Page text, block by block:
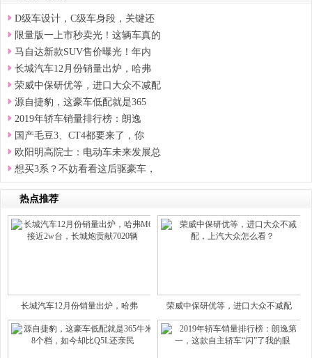
D级车设计，C级车身段，关键还
限量版一上市秒卖光！这辆车真的
马自达新款SUV售价曝光！年内
长城汽车12月份销量出炉，哈弗
荣威中保研优等，进口大众不减配
源自捷豹，这豪车低配就是365
2019年轿车销量排行榜：朗逸
国产毛豆3、CT4都要来了，你
欧阳明高院士：电动车未来发展总
想买3系？不妨看看这后驱豪车，
热点推荐
长城汽车12月份销量出炉，哈弗 荣威中保研优等，进口大众不减配